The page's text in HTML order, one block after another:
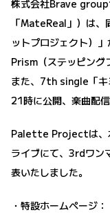
株式会社Brave
「MateReal」）は
ットプロジェクト）
Prism（ステッピング
また、7th single「キ
21時に公開、楽曲配
Palette Projectは、
ライブにて、3rdワ
表いたしました。
・特設ホームページ：